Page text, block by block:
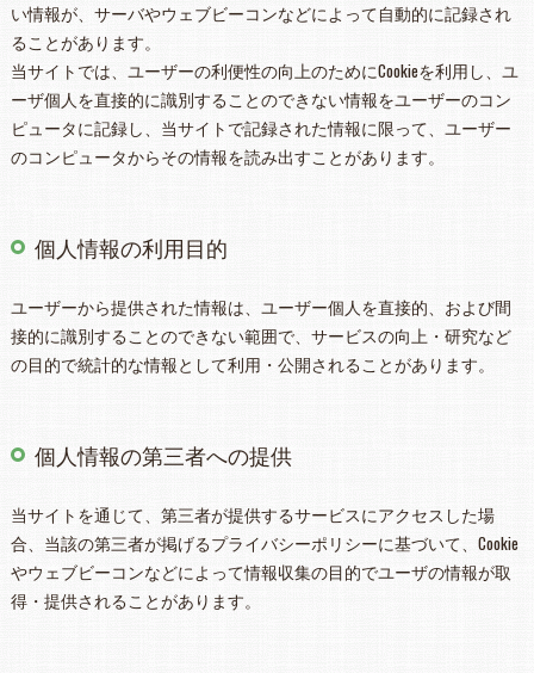
い情報が、サーバやウェブビーコンなどによって自動的に記録され
ることがあります。
当サイトでは、ユーザーの利便性の向上のためにCookieを利用し、ユ
ーザ個人を直接的に識別することのできない情報をユーザーのコン
ピュータに記録し、当サイトで記録された情報に限って、ユーザー
のコンピュータからその情報を読み出すことがあります。
個人情報の利用目的
ユーザーから提供された情報は、ユーザー個人を直接的、および間
接的に識別することのできない範囲で、サービスの向上・研究など
の目的で統計的な情報として利用・公開されることがあります。
個人情報の第三者への提供
当サイトを通じて、第三者が提供するサービスにアクセスした場
合、当該の第三者が掲げるプライバシーポリシーに基づいて、Cookie
やウェブビーコンなどによって情報収集の目的でユーザの情報が取
得・提供されることがあります。